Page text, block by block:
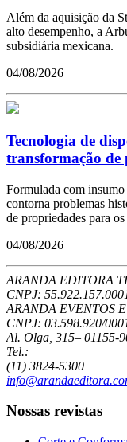
Além da aquisição da
alto desempenho, a
subsidiária mexicana.
04/08/2026
Tecnologia de
transformação de
Formulada com
contorna problemas
de propriedades para
04/08/2026
ARANDA EDITORA
CNPJ:
ARANDA EVENTOS
CNPJ: 03.598.920/
Al. Olga, 315– 01155-
Tel.:
(11) 3824-5300
Nossas revistas